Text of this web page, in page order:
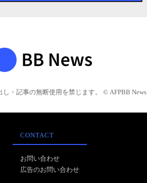
・記事の無断使用を禁じます。 © AFPBB News
CONTACT
お問い合わせ
広告のお問い合わせ